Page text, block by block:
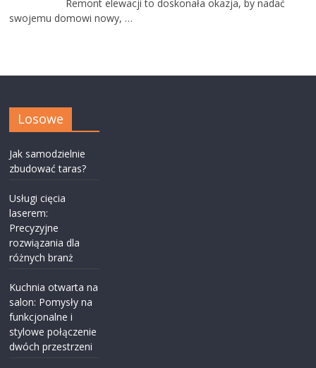
Remont elewacji to doskonała okazja, by nadać
swojemu domowi nowy, …
Losowe
Jak samodzielnie
zbudować taras?
Usługi cięcia
laserem:
Precyzyjne
rozwiązania dla
różnych branż
Kuchnia otwarta na
salon: Pomysły na
funkcjonalne i
stylowe połączenie
dwóch przestrzeni